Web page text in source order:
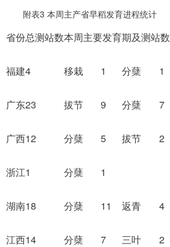
附表3 本周主产省早稻发育进程统计
省份总测站数本周主要发育期及测站数
福建4 移栽 1 分蘖 1
广东23 拔节 9 分蘖 7
广西12 分蘖 5 拔节 2
浙江1 分蘖 1
湖南18 分蘖 11 返青 4
江西14 分蘖 7 三叶 2